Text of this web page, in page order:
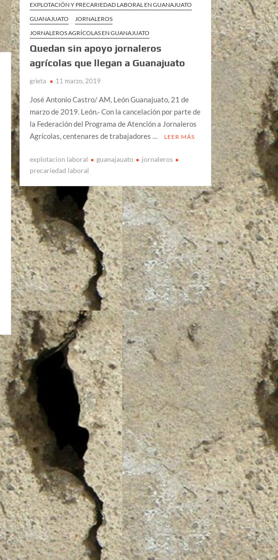
EXPLOTACIÓN Y PRECARIEDAD LABORAL EN GUANAJUATO
GUANAJUATO
JORNALEROS
JORNALEROS AGRÍCOLAS EN GUANAJUATO
Quedan sin apoyo jornaleros
agrícolas que llegan a Guanajuato
grieta 11 marzo, 2019
José Antonio Castro/ AM, León Guanajuato, 21 de
marzo de 2019. León.- Con la cancelación por parte de
la Federación del Programa de Atención a Jornaleros
Agrícolas, centenares de trabajadores …
LEER MÁS
explotacion laboral guanajauato
jornaleros
precariedad laboral